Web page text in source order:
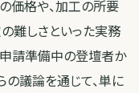
価格や、加工の所要
難しさといった実務
請準備中の登壇者か
議論を通じて、単に